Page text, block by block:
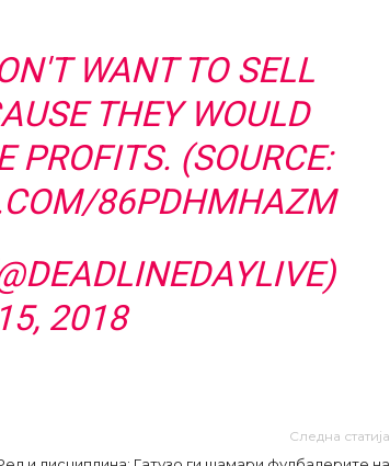
WANT TO SELL
THEY WOULD
PROFITS. (SOURCE:
86PDHMHAZM
2018
Следна статија